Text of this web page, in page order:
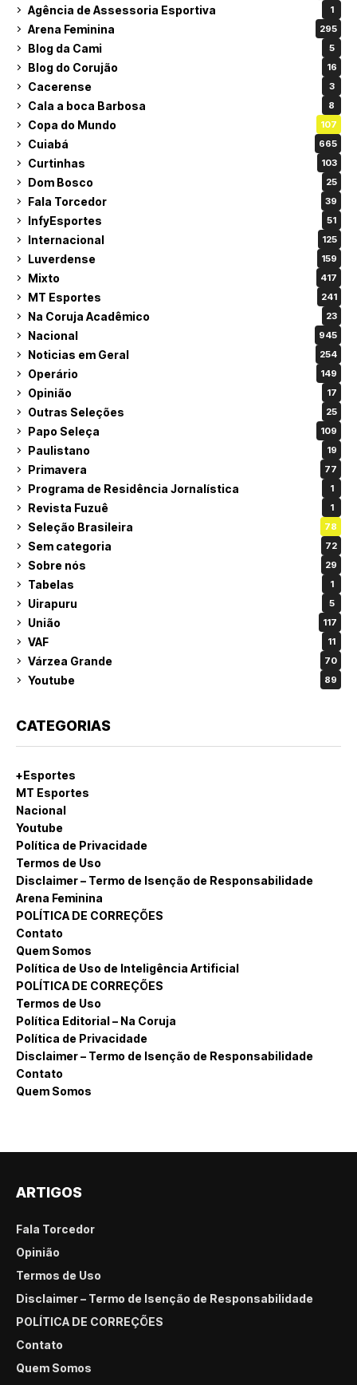
Agência de Assessoria Esportiva 1
Arena Feminina 295
Blog da Cami 5
Blog do Corujão 16
Cacerense 3
Cala a boca Barbosa 8
Copa do Mundo 107
Cuiabá 665
Curtinhas 103
Dom Bosco 25
Fala Torcedor 39
InfyEsportes 51
Internacional 125
Luverdense 159
Mixto 417
MT Esportes 241
Na Coruja Acadêmico 23
Nacional 945
Noticias em Geral 254
Operário 149
Opinião 17
Outras Seleções 25
Papo Seleça 109
Paulistano 19
Primavera 77
Programa de Residência Jornalística 1
Revista Fuzuê 1
Seleção Brasileira 78
Sem categoria 72
Sobre nós 29
Tabelas 1
Uirapuru 5
União 117
VAF 11
Várzea Grande 70
Youtube 89
CATEGORIAS
+Esportes
MT Esportes
Nacional
Youtube
Política de Privacidade
Termos de Uso
Disclaimer – Termo de Isenção de Responsabilidade
Arena Feminina
POLÍTICA DE CORREÇÕES
Contato
Quem Somos
Política de Uso de Inteligência Artificial
POLÍTICA DE CORREÇÕES
Termos de Uso
Política Editorial – Na Coruja
Política de Privacidade
Disclaimer – Termo de Isenção de Responsabilidade
Contato
Quem Somos
ARTIGOS
Fala Torcedor
Opinião
Termos de Uso
Disclaimer – Termo de Isenção de Responsabilidade
POLÍTICA DE CORREÇÕES
Contato
Quem Somos